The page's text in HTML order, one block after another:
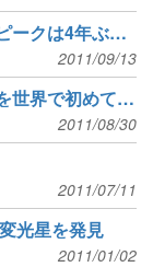
くじら座の変光星ミラ、今回のピークは4年ぶりの明るさ
2011/09/13
銀河系中心のケフェイド変光星を世界で初めて発見
2011/08/30
2011/07/11
光星を発見
2011/01/02